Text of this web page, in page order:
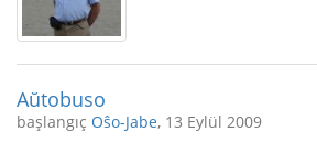
Aŭtobuso
başlangıç Oŝo-Jabe, 13 Eylül 2009